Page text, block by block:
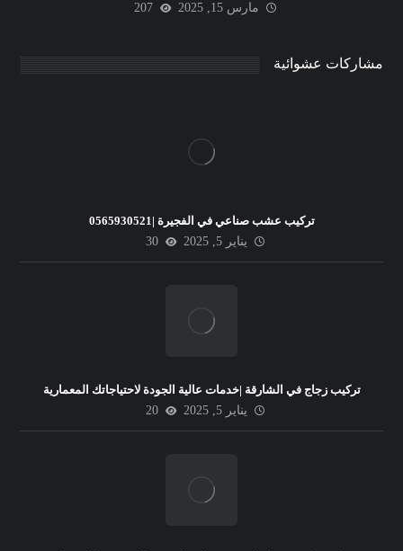
مارس 15, 2025
207
مشاركات عشوائية
تركيب عشب صناعي في الفجيرة |0565930521
يناير 5, 2025
30
تركيب زجاج في الشارقة |خدمات عالية الجودة لاحتياجاتك المعمارية
يناير 5, 2025
20